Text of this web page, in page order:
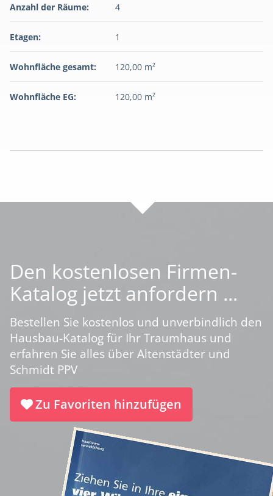
Anzahl der Räume: 4
Etagen: 1
Wohnfläche gesamt: 120,00 m²
Wohnfläche EG: 120,00 m²
Den kostenlosen Firmen-
Katalog jetzt anfordern ...
Bestellen Sie kostenlos und unverbindlich den
Hausbau-Katalog für Ihr Traumhaus und
erfahren Sie alles über Altenstädter und
Schmidt PPV
Zu Favoriten hinzufügen